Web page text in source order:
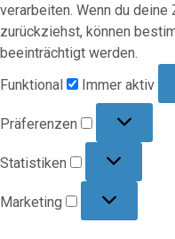
verarbeiten. Wenn du
zurückziehst, können
beeinträchtigt werden.
Funktional
Immer aktiv
Präferenzen
Statistiken
Marketing